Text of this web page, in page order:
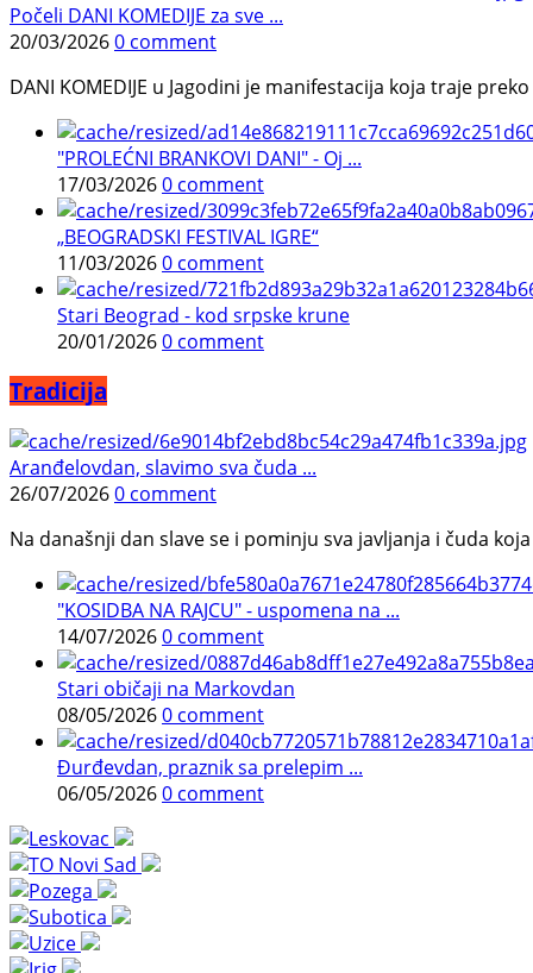
Počeli DANI KOMEDIJE za sve ...
20/03/20260 comment
DANI KOMEDIJE u Jagodini je manifestacija koja traje
"PROLEĆNI BRANKOVI DANI" - Oj ...
17/03/20260 comment
„BEOGRADSKI FESTIVAL IGRE“
11/03/20260 comment
Stari Beograd - kod srpske krune
20/01/20260 comment
Tradicija
Aranđelovdan, slavimo sva čuda ...
26/07/20260 comment
Na današnji dan slave se i pominju sva javljanja i čuda
"KOSIDBA NA RAJCU" - uspomena na ...
14/07/20260 comment
Stari običaji na Markovdan
08/05/20260 comment
Đurđevdan, praznik sa prelepim ...
06/05/20260 comment